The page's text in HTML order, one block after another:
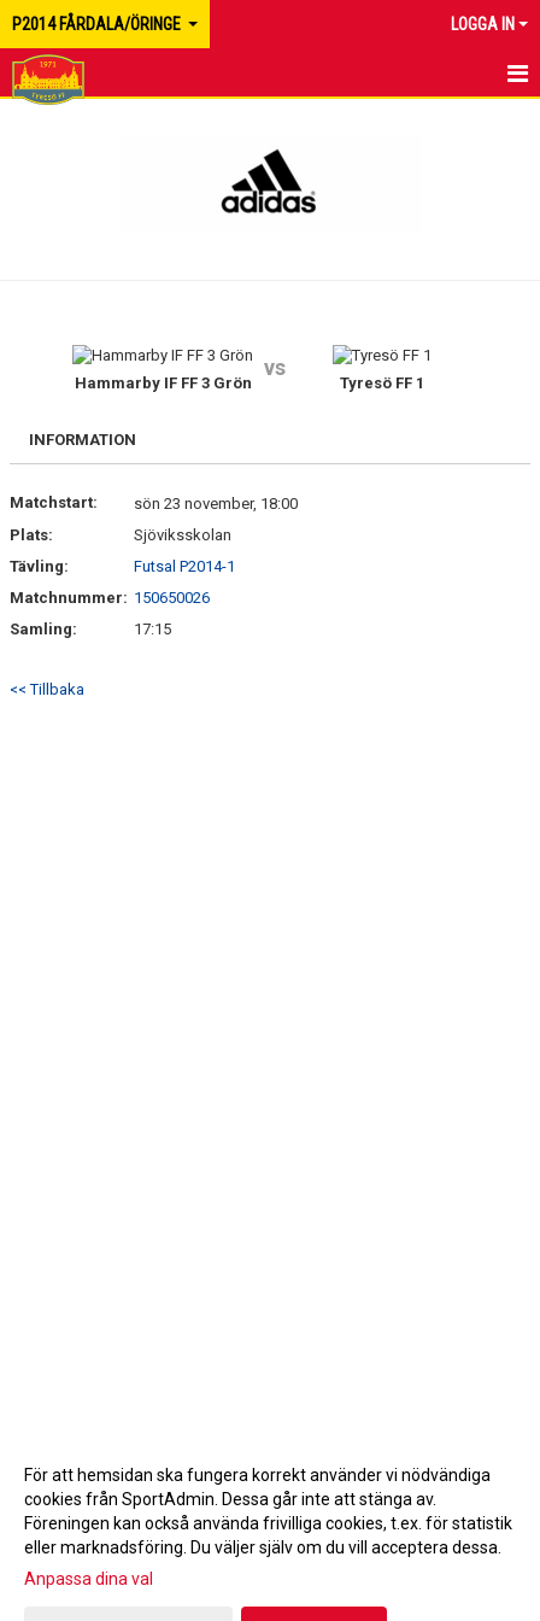
P2014 FÅRDALA/ÖRINGE LOGGA IN
BILDGALLERI
DOKUMENT
Hammarby IF FF 3 Grön
vs
Tyresö FF 1
INFORMATION
Matchstart:
sön 23 november, 18:00
Plats:
Sjöviksskolan
Tävling:
Futsal P2014-1
Matchnummer: 150650026
Samling:
17:15
<< Tillbaka
Gå till Webbversion
För att hemsidan ska fungera korrekt använder vi nödvändiga
cookies från SportAdmin. Dessa går inte att stänga av.
Föreningen kan också använda frivilliga cookies, t.ex. för statistik
eller marknadsföring. Du väljer själv om du vill acceptera dessa.
Anpassa dina val